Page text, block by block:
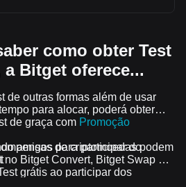
como obter Test
Bitget oferece...
de outras formas além de usar
para alocar, poderá obter
de graça com Promoção
amigos para participar do
grátis ao participar dos
de criptomoedas podem
no Bitget Convert, Bitget Swap ou